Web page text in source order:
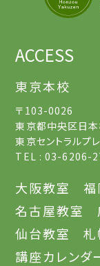
ACCESS
東京本校
〒103-0026
東京都中央区日
東京セントラルプ
TEL : 03-6206-
大阪教室
名古屋教室
仙台教室
講座カレンダ